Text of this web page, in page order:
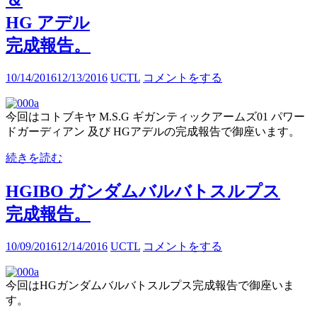
HG アデル
完成報告。
10/14/201612/13/2016 UCTL コメントをする
今回はコトブキヤ M.S.G ギガンティックアームズ01 パワー
ドガーディアン 及び HGアデルの完成報告で御座います。
続きを読む
HGIBO ガンダムバルバトスルプス
完成報告。
10/09/201612/14/2016 UCTL コメントをする
今回はHGガンダムバルバトスルプス完成報告で御座いま
す。